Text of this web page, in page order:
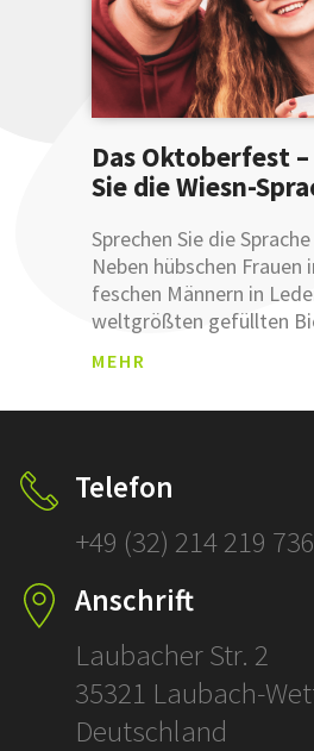
Das Oktoberfest
Sie die Wiesn-
Sprechen Sie die
Neben hübschen Frauen
feschen Männern in
weltgrößten gefüllten
MEHR
Telefon
+49 (32) 214 219 736
Anschrift
Laubacher Str. 2
35321 Laubach-
Deutschland